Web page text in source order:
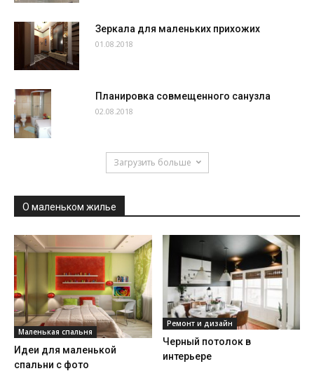
Зеркала для маленьких прихожих
01.08.2018
Планировка совмещенного санузла
02.08.2018
Загрузить больше
О маленьком жилье
Маленькая спальня
Идеи для маленькой
спальни с фото
Ремонт и дизайн
Черный потолок в
интерьере